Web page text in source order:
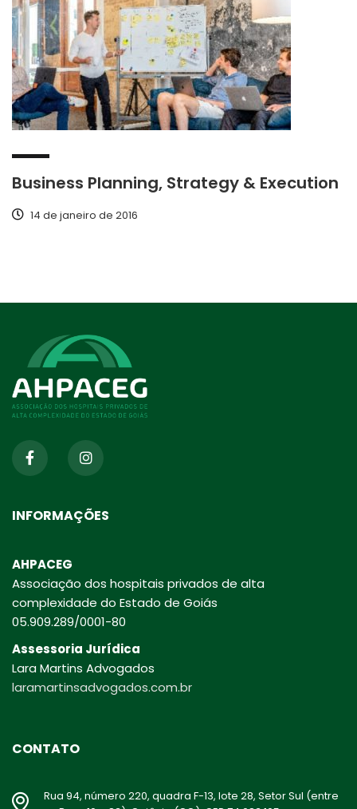
Business Planning, Strategy & Execution
14 de janeiro de 2016
INFORMAÇÕES
AHPACEG
Associação dos hospitais privados de alta
complexidade do Estado de Goiás
05.909.289/0001-80
Assessoria Jurídica
Lara Martins Advogados
laramartinsadvogados.com.br
CONTATO
Rua 94, número 220, quadra F-13, lote 28, Setor Sul (entre